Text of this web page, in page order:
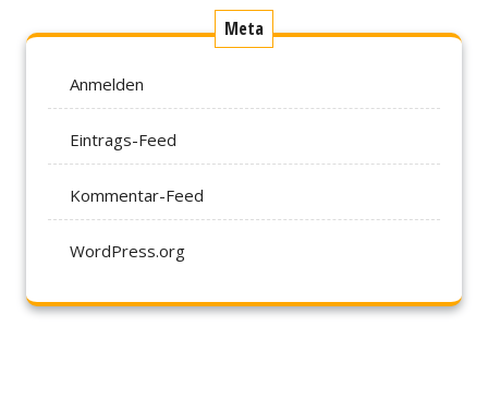
Meta
Anmelden
Eintrags-Feed
Kommentar-Feed
WordPress.org